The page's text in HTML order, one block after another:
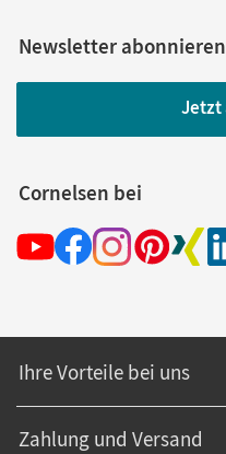
Newsletter abonnieren
Jetzt
Cornelsen bei
Ihre Vorteile bei uns
Zahlung und Versand